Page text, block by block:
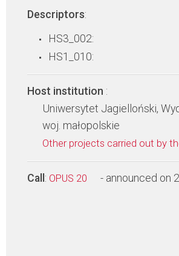
Descriptors:
HS3_002:
HS1_010:
Host institution :
Uniwersytet Jagielloński,
woj. małopolskie
Other projects carried out by
Call : OPUS 20 - announced on